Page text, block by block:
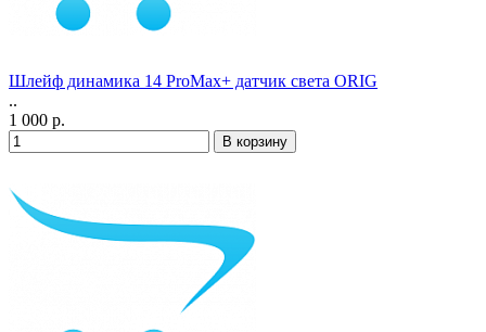
Шлейф динамика 14 ProMax+ датчик света ORIG
..
1 000 р.